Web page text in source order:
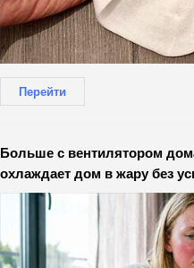
Перейти
Больше с вентилятором
охлаждает дом в жару без